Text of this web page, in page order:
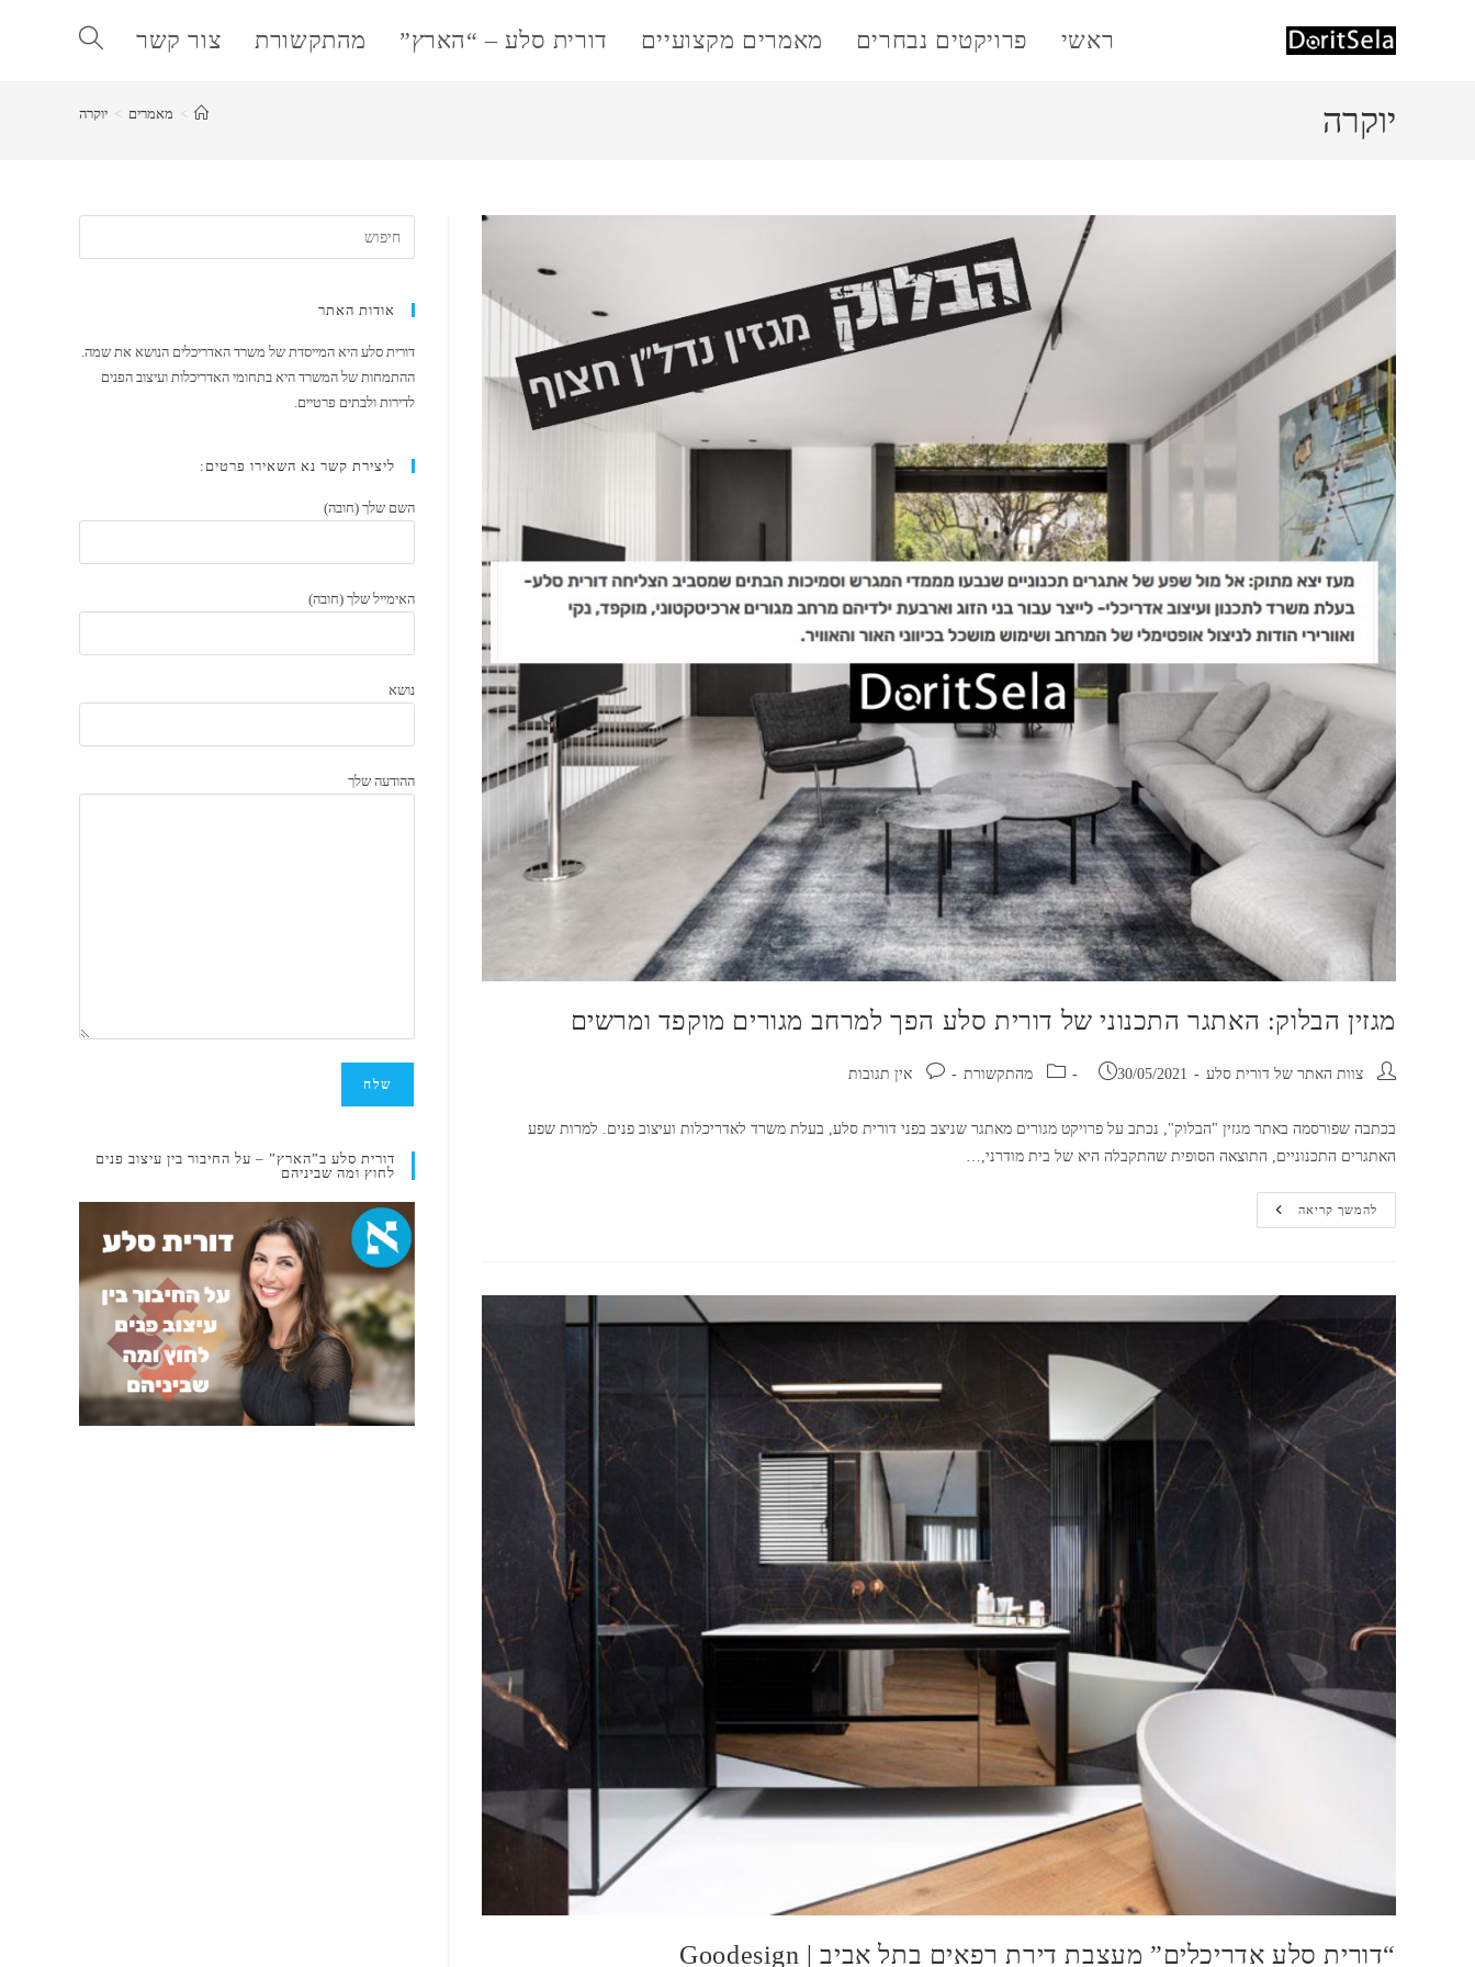
ראשי פרויקטים נבחרים מאמרים מקצועיים דורית סלע – “הארץ” מהתקשורת צור קשר Toggle
website יוקרה > מאמרים > יוקרה
מגזין הבלוק: האתגר התכנוני של דורית סלע הפך למרחב מגורים מוקפד ומרשים
מחבר:צוות האתר של דורית סלע פורסם:
30/05/2021 קטגוריה:מהתקשורת תגובות:אין תגובות
בכתבה שפורסמה באתר מגזין "הבלוק", נכתב על פרויקט מגורים מאתגר שניצב בפני דורית סלע, בעלת משרד לאדריכלות ועיצוב פנים. למרות שפע
האתגרים התכנוניים, התוצאה הסופית שהתקבלה היא של בית מודרני,…
להמשך קריאהמגזין
הבלוק:
סלע
הפך
“דורית סלע אדריכלים” מעצבת דירת רפאים בתל אביב | Goodesign
אודות האתר
דורית סלע היא המייסדת של משרד האדריכלים הנושא את שמה.
ההתמחות של המשרד היא בתחומי האדריכלות ועיצוב הפנים
לדירות ולבתים פרטיים.
ליצירת קשר נא השאירו פרטים:
השם שלך (חובה)
האימייל שלך (חובה)
נושא
ההודעה שלך
דורית סלע ב”הארץ” – על החיבור בין עיצוב פנים
לחוץ ומה שביניהם